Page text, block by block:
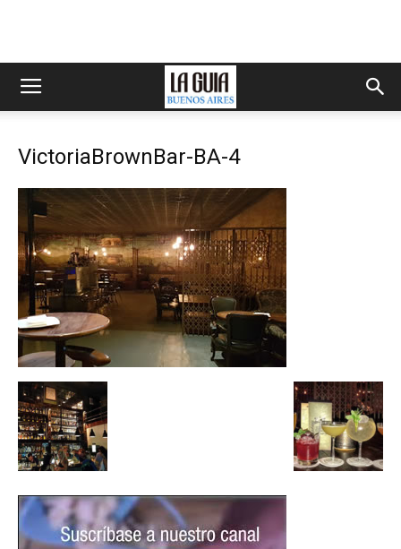
VictoriaBrownBar-BA-4